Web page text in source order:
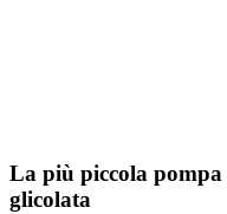
La più piccola
glicolata